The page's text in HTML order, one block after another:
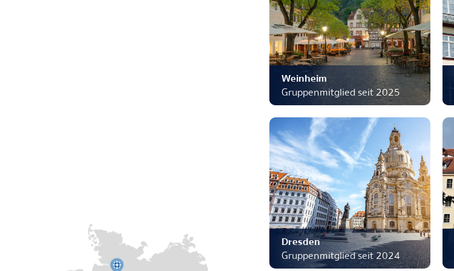
Weinheim
Gruppenmitglied seit 2025
Dresden
Gruppenmitglied seit 2024